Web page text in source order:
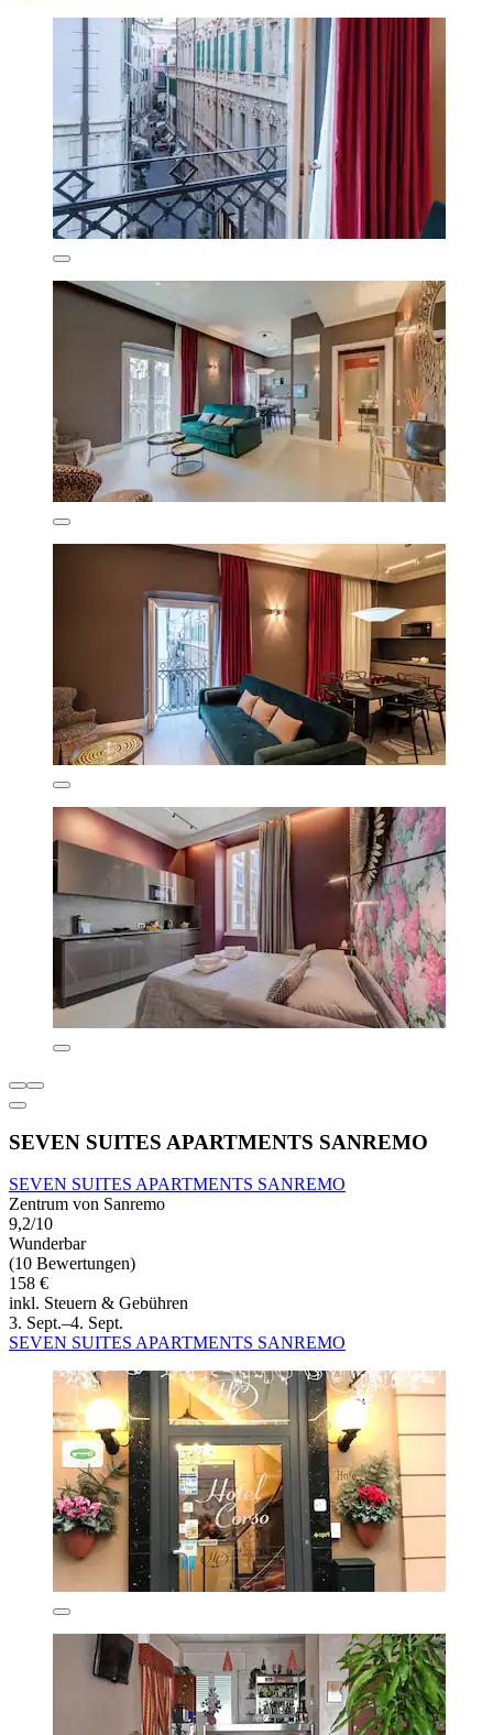
SEVEN SUITES APARTMENTS SANREMO
SEVEN SUITES APARTMENTS SANREMO
Zentrum von Sanremo
9,2/10
Wunderbar
(10 Bewertungen)
158 €
inkl. Steuern & Gebühren
3. Sept.–4. Sept.
SEVEN SUITES APARTMENTS SANREMO